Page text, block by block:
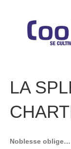
LA
Noblesse oblige…